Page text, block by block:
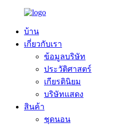
บ้าน
เกี่ยวกับเรา
ข้อมูลบริษัท
ประวัติศาสตร์
เกียรตินิยม
บริษัทแสดง
สินค้า
ชุดนอน